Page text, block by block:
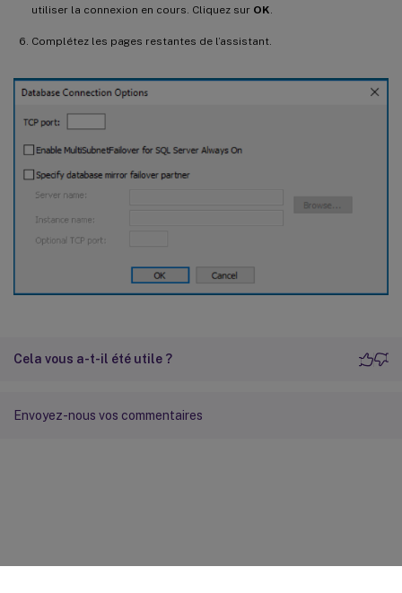
utiliser la connexion en cours. Cliquez sur OK
Complétez les pages restantes de l’assistant.
Cela vous a-t-il été utile ?
Envoyez-nous vos commentaires